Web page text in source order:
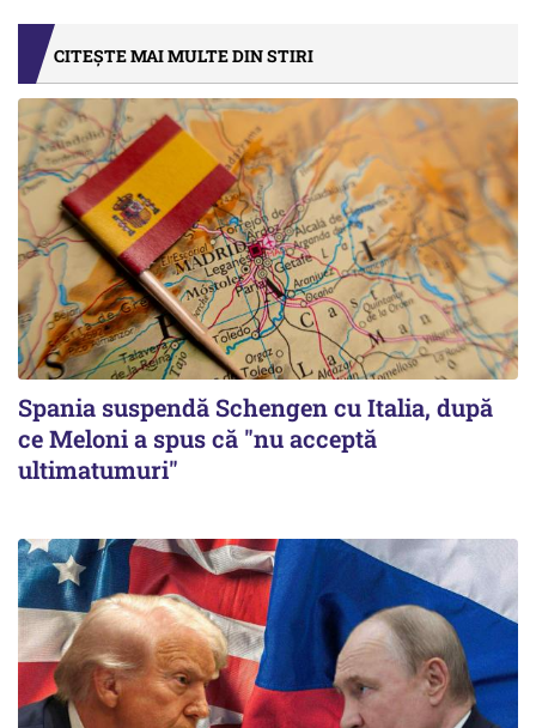
CITEȘTE MAI MULTE DIN STIRI
Spania suspendă Schengen cu Italia, după
ce Meloni a spus că "nu acceptă
ultimatumuri"